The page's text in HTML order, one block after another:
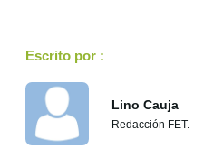
Escrito por :
Lino Cauja
Redacción FET.